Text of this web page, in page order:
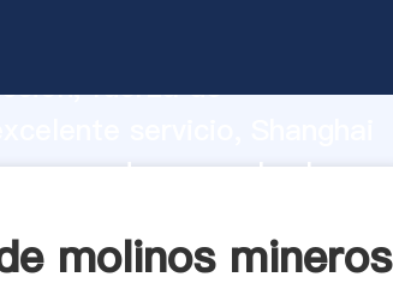
fuerza de
proveedor crea el valor y
molinos mineros